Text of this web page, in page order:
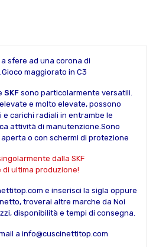
sfere ad una corona di
maggiorato in C3
SKF sono particolarmente versatili.
e molto elevate, possono
carichi radiali in entrambe le
attività di manutenzione.Sono
o con schermi di protezione
dalla SKF
ultima produzione!
e inserisci la sigla oppure
troverai altre marche da Noi
disponibilità e tempi di consegna.
a info@cuscinettitop.com